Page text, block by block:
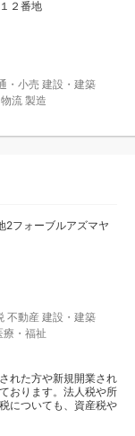
２番地
・小売 建設・建築
流 製造
2フォーブルアズマヤ
不動産 建設・建築
療・福祉
れた方や新規開業され
おります。法人税や所
についても、資産税や